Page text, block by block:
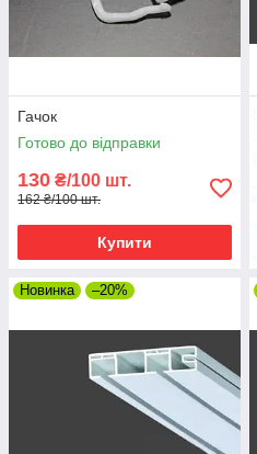
Гачок
Готово до відправки
130 ₴/100 шт.
162 ₴/100 шт.
Купити
Новинка –20%